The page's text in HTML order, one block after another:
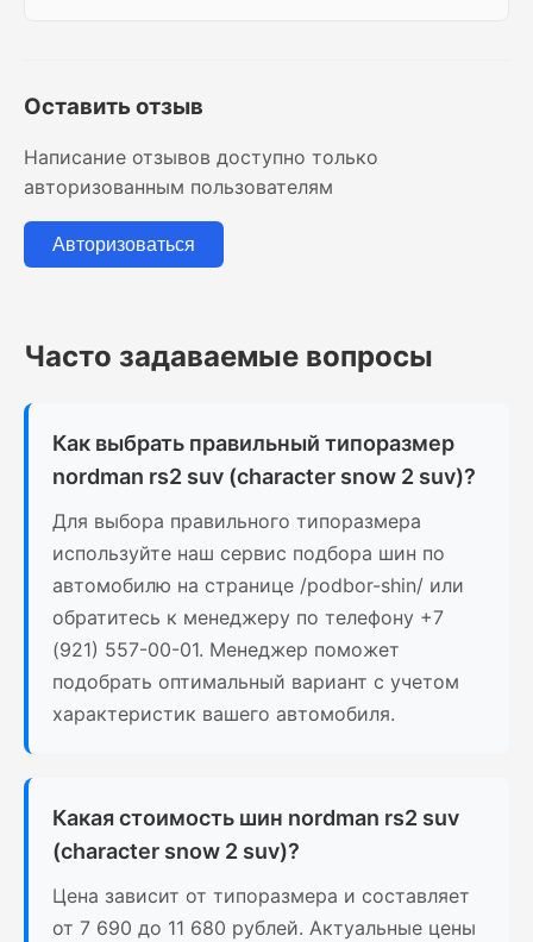
Оставить отзыв
Написание отзывов доступно только
авторизованным пользователям
Авторизоваться
Часто задаваемые вопросы
Как выбрать правильный типоразмер
nordman rs2 suv (character snow 2 suv)?
Для выбора правильного типоразмера
используйте наш сервис подбора шин по
автомобилю на странице /podbor-shin/ или
обратитесь к менеджеру по телефону +7
(921) 557-00-01. Менеджер поможет
подобрать оптимальный вариант с учетом
характеристик вашего автомобиля.
Какая стоимость шин nordman rs2 suv
(character snow 2 suv)?
Цена зависит от типоразмера и составляет
от 7 690 до 11 680 рублей. Актуальные цены